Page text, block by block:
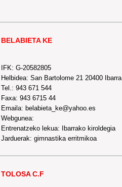
BELABIETA KE
IFK: G-20582805
Helbidea: San Bartolome 21 20400 Ibarra
Tel.: 943 671 544
Faxa: 943 6715 44
Emaila: belabieta_ke@yahoo.es
Webgunea:
Entrenatzeko lekua: Ibarrako kiroldegia
Jarduerak: gimnastika erritmikoa
TOLOSA C.F